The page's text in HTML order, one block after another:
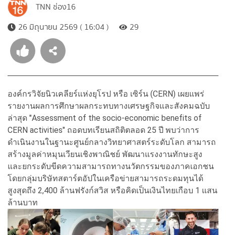
TNN ช่อง16
26 มิถุนายน 2569 ( 16:04 )
29
องค์กรวิจัยนิวเคลียร์แห่งยุโรป หรือ เซิร์น (CERN) เผยแพร่
รายงานผลการศึกษาผลกระทบทางเศรษฐกิจและสังคมฉบับ
ล่าสุด "Assessment of the socio-economic benefits of
CERN activities" ถอดบทเรียนสถิติตลอด 25 ปี พบว่าการ
ดำเนินงานในฐานะศูนย์กลางวิทยาศาสตร์ระดับโลก สามารถ
สร้างมูลค่าหมุนเวียนเชิงพาณิชย์ พัฒนาแรงงานทักษะสูง
และยกระดับขีดความสามารถทางนวัตกรรมของภาคเอกชน
โดยกลุ่มบริษัทสตาร์ตอัปในเครือข่ายสามารถระดมทุนได้
สูงสุดถึง 2,400 ล้านฟรังก์สวิส หรือคิดเป็นเงินไทยเกือบ 1 แสน
ล้านบาท